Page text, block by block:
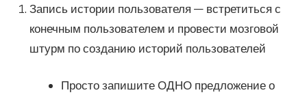
Запись истории пользователя — встретиться с
конечным пользователем и провести мозговой
штурм по созданию историй пользователей
Просто запишите ОДНО предложение о